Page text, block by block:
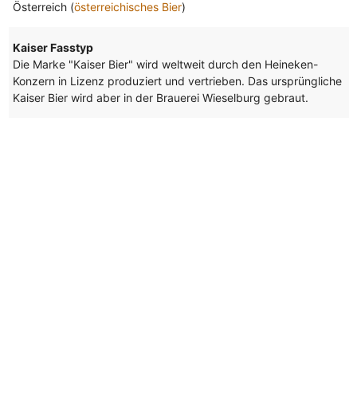
Österreich (österreichisches Bier)
Kaiser Fasstyp
Die Marke "Kaiser Bier" wird weltweit durch den Heineken-
Konzern in Lizenz produziert und vertrieben. Das ursprüngliche
Kaiser Bier wird aber in der Brauerei Wieselburg gebraut.